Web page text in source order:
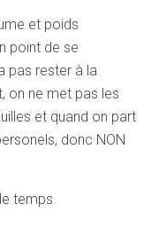
et poids
point de se
pas rester à la
on ne met pas les
et quand on part
donc NON
temps.